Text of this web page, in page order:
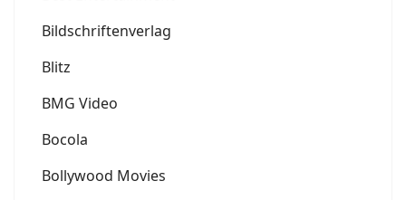
Bildschriftenverlag
Blitz
BMG Video
Bocola
Bollywood Movies